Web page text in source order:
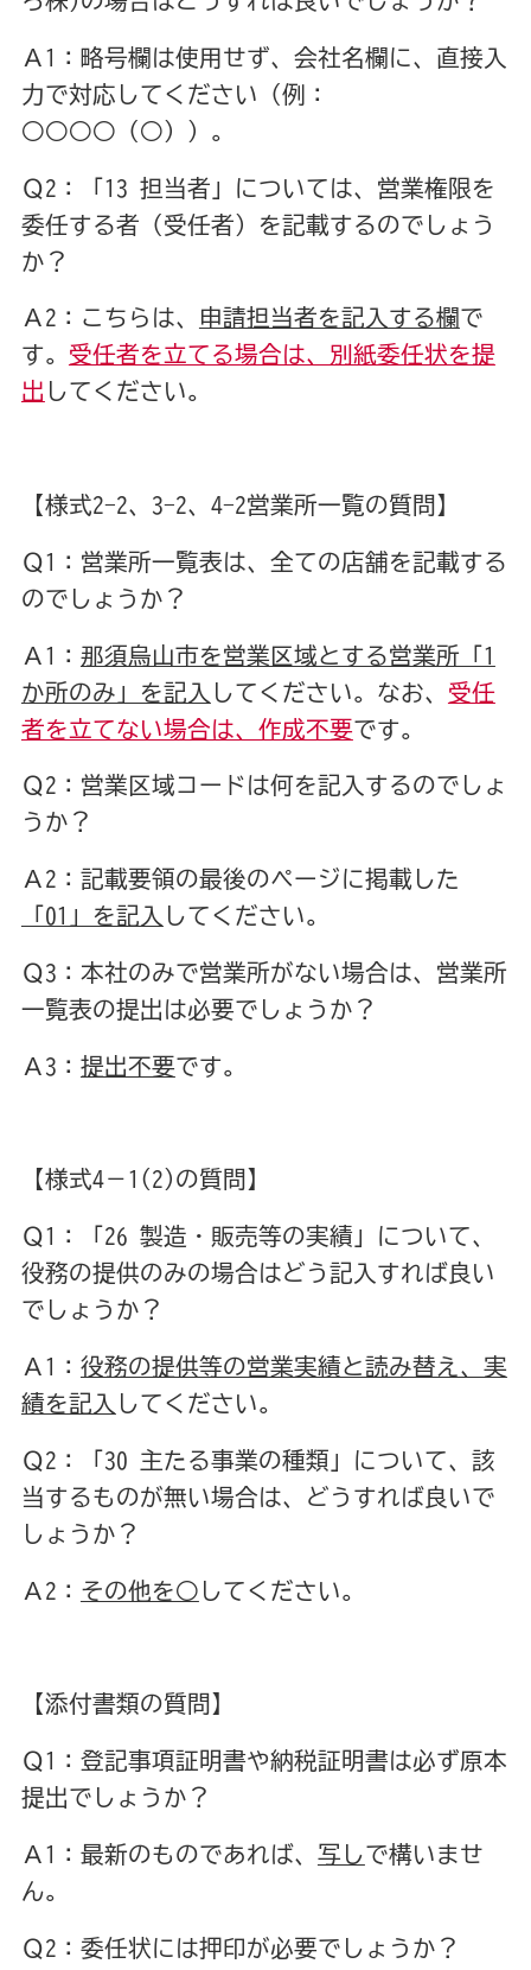
Ａ1：略号欄は使用せず、会社名欄に、直接入
力で対応してください（例：
○○○○（○））。
Ｑ2：「13 担当者」については、営業権限を
委任する者（受任者）を記載するのでしょう
か？
Ａ2：こちらは、 申請担当者を記入する欄で
す。 受任者を立てる場合は、別紙委任状を提
出 してください。
【様式2-2、3-2、4-2営業所一覧の質問】
Ｑ1：営業所一覧表は、全ての店舗を記載する
のでしょうか？
Ａ1： 那須烏山市を営業区域とする営業所「1
か所のみ」を記入 してください。なお、 受任
者を立てない場合は、作成不要です。
Ｑ2：営業区域コードは何を記入するのでしょ
うか？
Ａ2：記載要領の最後のページに掲載した
「01」を記入 してください。
Ｑ3：本社のみで営業所がない場合は、営業所
一覧表の提出は必要でしょうか？
Ａ3： 提出不要です。
【様式4－1(2)の質問】
Ｑ1：「26 製造・販売等の実績」について、
役務の提供のみの場合はどう記入すれば良い
でしょうか？
Ａ1： 役務の提供等の営業実績と読み替え、実
績を記入 してください。
Ｑ2：「30 主たる事業の種類」について、該
当するものが無い場合は、どうすれば良いで
しょうか？
Ａ2： その他を○ してください。
【添付書類の質問】
Ｑ1：登記事項証明書や納税証明書は必ず原本
提出でしょうか？
Ａ1：最新のものであれば、 写しで構いませ
ん。
Ｑ2：委任状には押印が必要でしょうか？